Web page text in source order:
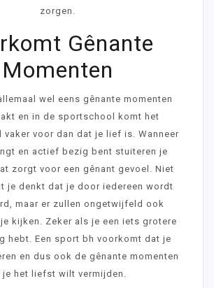
zorgen.
Gênante
Momenten
wel eens gênante momenten
en in de sportschool komt het
vaker voor dan dat je lief is. Wanneer
en actief bezig bent stuiteren je
zorgt voor een gênant gevoel. Niet
je denkt dat je door iedereen wordt
maar er zullen ongetwijfeld ook
kijken. Zeker als je een iets grotere
hebt. Een sport bh voorkomt dat je
en dus ook de gênante momenten
je het liefst wilt vermijden.